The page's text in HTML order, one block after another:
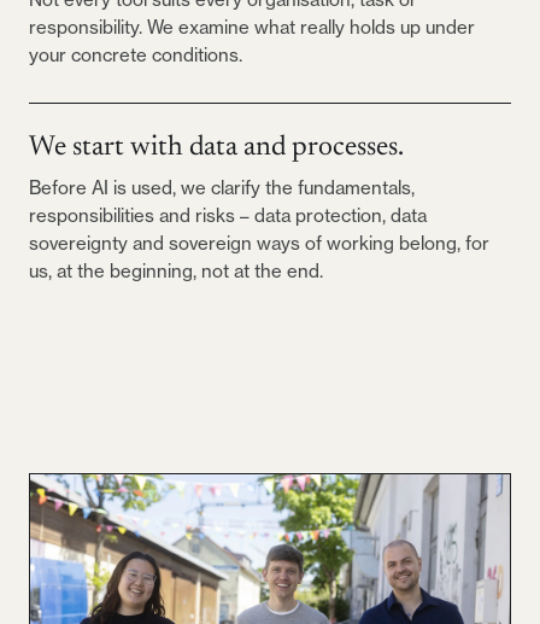
responsibility. We examine what really holds up under
your concrete conditions.
We start with data and processes.
Before AI is used, we clarify the fundamentals,
responsibilities and risks – data protection, data
sovereignty and sovereign ways of working belong, for
us, at the beginning, not at the end.